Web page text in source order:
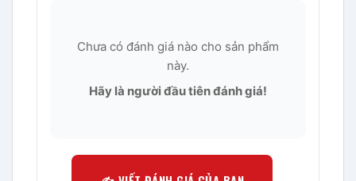
Chưa có đánh giá nào cho sản phẩm
này.
Hãy là người đầu tiên đánh giá!